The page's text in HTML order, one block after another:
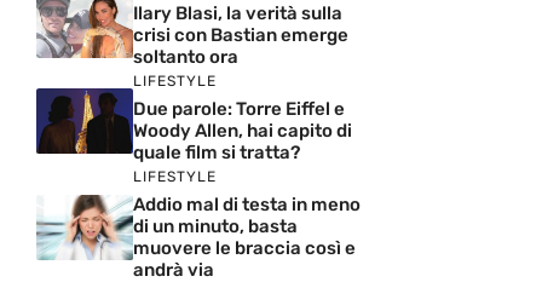
Ilary Blasi, la verità sulla
crisi con Bastian emerge
soltanto ora
LIFESTYLE
Due parole: Torre Eiffel e
Woody Allen, hai capito di
quale film si tratta?
LIFESTYLE
Addio mal di testa in meno
di un minuto, basta
muovere le braccia così e
andrà via